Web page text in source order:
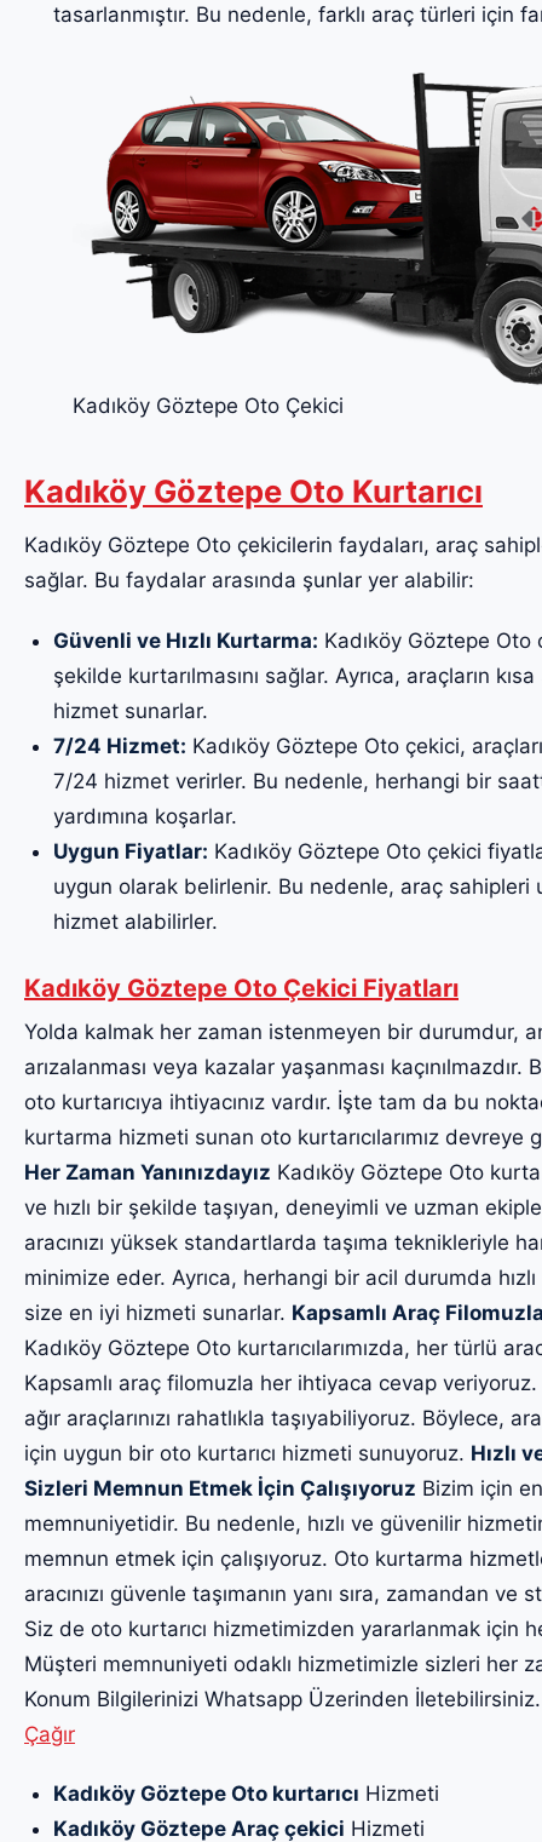
tasarlanmıştır. Bu nedenle, farklı araç türleri için
Kadıköy Göztepe Oto Çekici
Kadıköy Göztepe Oto Kurtarıcı
Kadıköy Göztepe Oto çekicilerin faydaları, araç
sağlar. Bu faydalar arasında şunlar yer alabilir:
Güvenli ve Hızlı Kurtarma: Kadıköy Göztepe Oto
şekilde kurtarılmasını sağlar. Ayrıca, araçların
hizmet sunarlar.
7/24 Hizmet: Kadıköy Göztepe Oto çekici,
7/24 hizmet verirler. Bu nedenle, herhangi bir
yardımına koşarlar.
Uygun Fiyatlar: Kadıköy Göztepe Oto çekici
uygun olarak belirlenir. Bu nedenle, araç
hizmet alabilirler.
Kadıköy Göztepe Oto Çekici Fiyatları
Yolda kalmak her zaman istenmeyen bir durumdur,
arızalanması veya kazalar yaşanması
oto kurtarıcıya ihtiyacınız vardır. İşte tam da bu
kurtarma hizmeti sunan oto kurtarıcılarımız devreye
Her Zaman Yanınızdayız Kadıköy Göztepe Oto
ve hızlı bir şekilde taşıyan, deneyimli ve uzman
aracınızı yüksek standartlarda taşıma teknikleriyle
minimize eder. Ayrıca, herhangi bir acil durumda
size en iyi hizmeti sunarlar. Kapsamlı Araç
Kadıköy Göztepe Oto kurtarıcılarımızda, her türlü
Kapsamlı araç filomuzla her ihtiyaca cevap
ağır araçlarınızı rahatlıkla taşıyabiliyoruz. Böylece,
için uygun bir oto kurtarıcı hizmeti sunuyoruz. Hızlı
Sizleri Memnun Etmek İçin Çalışıyoruz Bizim için
memnuniyetidir. Bu nedenle, hızlı ve güvenilir
memnun etmek için çalışıyoruz. Oto kurtarma
aracınızı güvenle taşımanın yanı sıra, zamandan
Siz de oto kurtarıcı hizmetimizden yararlanmak için
Müşteri memnuniyeti odaklı hizmetimizle sizleri her
Konum Bilgilerinizi Whatsapp Üzerinden
Çağır
Kadıköy Göztepe Oto kurtarıcı Hizmeti
Kadıköy Göztepe Araç çekici Hizmeti